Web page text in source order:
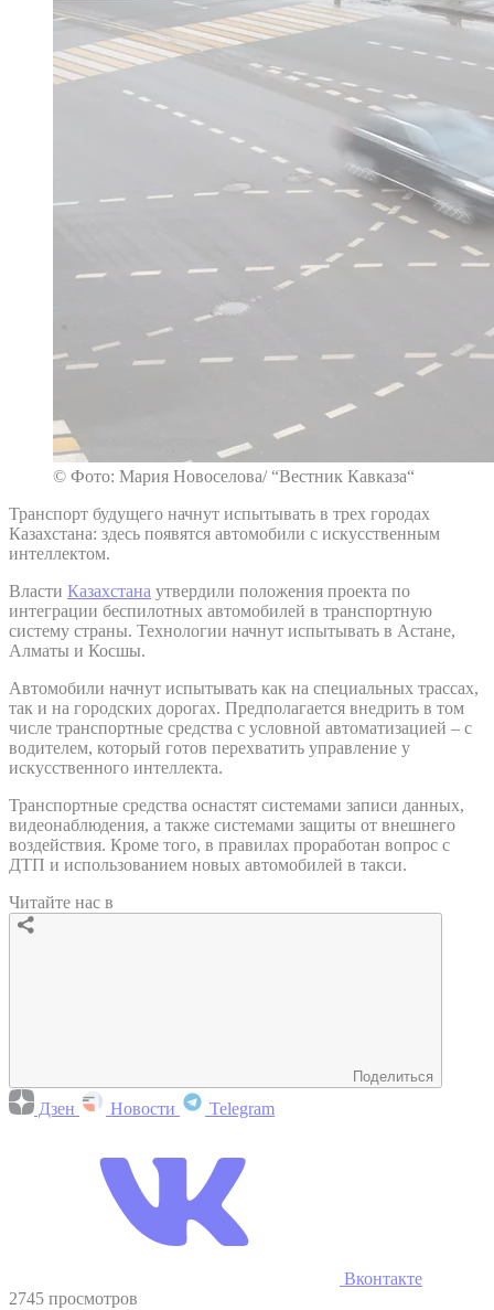
© Фото: Мария Новоселова/ “Вестник Кавказа“
Транспорт будущего начнут испытывать в трех городах
Казахстана: здесь появятся автомобили с искусственным
интеллектом.
Власти Казахстана утвердили положения проекта по
интеграции беспилотных автомобилей в транспортную
систему страны. Технологии начнут испытывать в Астане,
Алматы и Косшы.
Автомобили начнут испытывать как на специальных трассах,
так и на городских дорогах. Предполагается внедрить в том
числе транспортные средства с условной автоматизацией – с
водителем, который готов перехватить управление у
искусственного интеллекта.
Транспортные средства оснастят системами записи данных,
видеонаблюдения, а также системами защиты от внешнего
воздействия. Кроме того, в правилах проработан вопрос с
ДТП и использованием новых автомобилей в такси.
Читайте нас в
Поделиться
Дзен Новости Telegram
Вконтакте
2745 просмотров